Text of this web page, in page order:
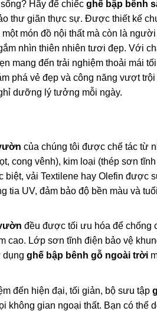
Hãy để chiếc ghế bập bênh
thư giãn thực sự. Được thiết kế
một món đồ nội thất mà còn là
nhìn thiên nhiên tươi đẹp. Với
mang đến trải nghiệm thoải mái
phá vẻ đẹp và công năng vượt
dưỡng lý tưởng mỗi ngày.
của chúng tôi được chế tác từ
cong vênh), kim loại (thép sơn
vải Textilene hay Olefin được
tia UV, đảm bảo độ bền màu và
đều được tối ưu hóa để chống
cao. Lớp sơn tĩnh điện bảo vệ
dụng ghế bập bênh gỗ ngoài trời
đến hiện đại, tối giản, bộ sưu tập
gian ngoại thất. Bạn có thể